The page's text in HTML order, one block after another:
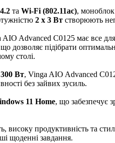
та Wi-Fi (802.11ac), моноблок
2 x 3 Вт створюють
Advanced C0125 має все для
дозволяє підібрати
столі.
300 Вт, Vinga AIO Advanced
без зайвих зусиль.
11 Home, що забезпечує
високу продуктивність та
щоденні завдання.